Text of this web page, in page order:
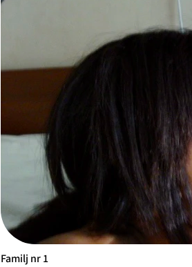
Familj nr 1